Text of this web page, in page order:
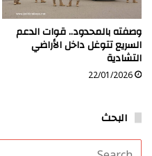
وصفته بالمحدود.. قوات الدعم
السريع تتوغل داخل الأراضي
التشادية
22/01/2026
البحث